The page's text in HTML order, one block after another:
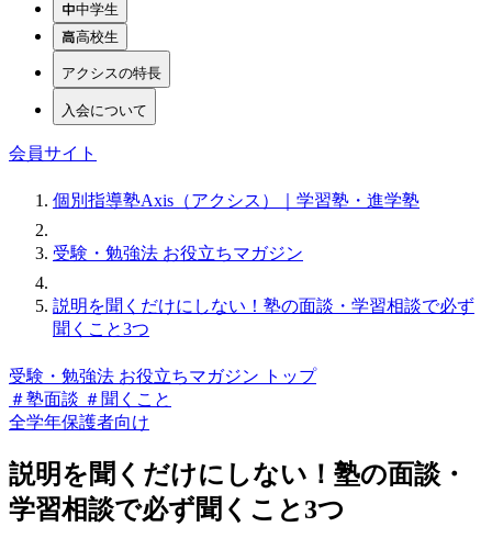
中学生
高校生
アクシスの特長
入会について
会員サイト
個別指導塾Axis（アクシス）｜学習塾・進学塾
受験・勉強法 お役立ちマガジン
説明を聞くだけにしない！塾の面談・学習相談で必ず
聞くこと3つ
受験・勉強法 お役立ちマガジン トップ
＃塾面談 ＃聞くこと
全学年保護者向け
説明を聞くだけにしない！塾の面談・
学習相談で必ず聞くこと3つ